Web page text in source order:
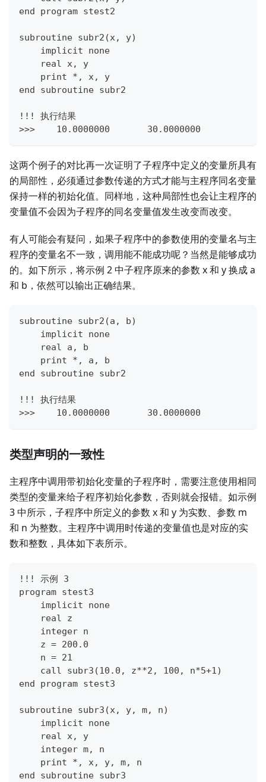
end program stest2
subroutine subr2(x, y)
    implicit none
    real x, y
    print *, x, y
end subroutine subr2
!!! 执行结果
>>>    10.0000000       30.0000000
这两个例子的对比再一次证明了子程序中定义的变量所具有
的局部性，必须通过参数传递的方式才能与主程序同名变量
保持一样的初始化值。同样地，这种局部性也会让主程序的
变量值不会因为子程序的同名变量值发生改变而改变。
有人可能会有疑问，如果子程序中的参数使用的变量名与主
程序的变量名不一致，调用能不能成功呢？当然是能够成功
的。如下所示，将示例 2 中子程序原来的参数 x 和 y 换成 a
和 b，依然可以输出正确结果。
subroutine subr2(a, b)
    implicit none
    real a, b
    print *, a, b
end subroutine subr2
!!! 执行结果
>>>    10.0000000       30.0000000
类型声明的一致性
主程序中调用带初始化变量的子程序时，需要注意使用相同
类型的变量来给子程序初始化参数，否则就会报错。如示例
3 中所示，子程序中所定义的参数 x 和 y 为实数、参数 m
和 n 为整数。主程序中调用时传递的变量值也是对应的实
数和整数，具体如下表所示。
!!! 示例 3
program stest3
    implicit none
    real z
    integer n
    z = 200.0
    n = 21
    call subr3(10.0, z**2, 100, n*5+1)
end program stest3
subroutine subr3(x, y, m, n)
    implicit none
    real x, y
    integer m, n
    print *, x, y, m, n
end subroutine subr3